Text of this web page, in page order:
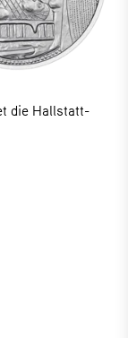
die Hallstatt-